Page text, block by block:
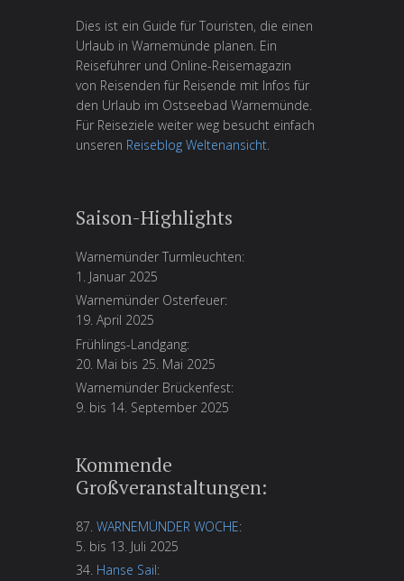
Dies ist ein Guide für Touristen, die einen
Urlaub in Warnemünde planen. Ein
Reiseführer und Online-Reisemagazin
von Reisenden für Reisende mit Infos für
den Urlaub im Ostseebad Warnemünde.
Für Reiseziele weiter weg besucht einfach
unseren Reiseblog Weltenansicht
Saison-Highlights
Warnemünder Turmleuchten:
1. Januar 2025
Warnemünder Osterfeuer:
19. April 2025
Frühlings-Landgang:
20. Mai bis 25. Mai 2025
Warnemünder Brückenfest:
9. bis 14. September 2025
Kommende
Großveranstaltungen:
87. WARNEMÜNDER WOCHE:
5. bis 13. Juli 2025
34. Hanse Sail: